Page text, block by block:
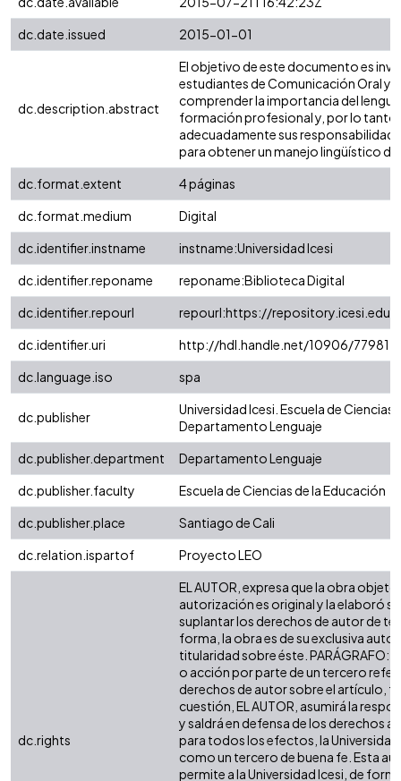
dc.date.issued
2015-01-01
dc.description.abstract
El objetivo de este documento es
estudiantes de Comunicación Oral y
comprender la importancia del
formación profesional y, por lo tanto,
adecuadamente sus
para obtener un manejo lingüístico
dc.format.extent
4 páginas
dc.format.medium
Digital
dc.identifier.instname
instname:Universidad Icesi
dc.identifier.reponame
reponame:Biblioteca Digital
dc.identifier.repourl
repourl:https://
dc.identifier.uri
http://hdl.handle.net/10906/77981
dc.language.iso
spa
dc.publisher
Universidad Icesi. Escuela de Ciencias
Departamento Lenguaje
dc.publisher.department
Departamento Lenguaje
dc.publisher.faculty
Escuela de Ciencias de la Educación
dc.publisher.place
Santiago de Cali
dc.relation.ispartof
Proyecto LEO
dc.rights
EL AUTOR, expresa que la obra
autorización es original y la elaboró
suplantar los derechos de autor de
forma, la obra es de su exclusiva
titularidad sobre éste. PARÁGRAFO:
o acción por parte de un tercero
derechos de autor sobre el artículo,
cuestión, EL AUTOR, asumirá la
y saldrá en defensa de los derechos
para todos los efectos, la Universidad
como un tercero de buena fe. Esta
permite a la Universidad Icesi, de